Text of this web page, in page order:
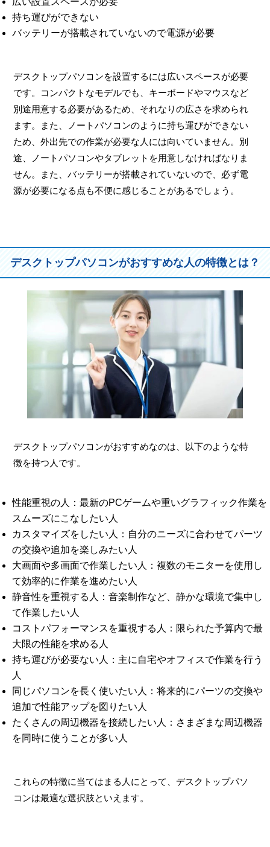
持ち運びができない
バッテリーが搭載されていないので電源が必要
デスクトップパソコンを設置するには広いスペースが必要
です。コンパクトなモデルでも、キーボードやマウスなど
別途用意する必要があるため、それなりの広さを求められ
ます。また、ノートパソコンのように持ち運びができない
ため、外出先での作業が必要な人には向いていません。別
途、ノートパソコンやタブレットを用意しなければなりま
せん。また、バッテリーが搭載されていないので、必ず電
源が必要になる点も不便に感じることがあるでしょう。
デスクトップパソコンがおすすめな人の特徴とは？
デスクトップパソコンがおすすめなのは、以下のような特
徴を持つ人です。
性能重視の人：最新のPCゲームや重いグラフィック作業を
スムーズにこなしたい人
カスタマイズをしたい人：自分のニーズに合わせてパーツ
の交換や追加を楽しみたい人
大画面や多画面で作業したい人：複数のモニターを使用し
て効率的に作業を進めたい人
静音性を重視する人：音楽制作など、静かな環境で集中し
て作業したい人
コストパフォーマンスを重視する人：限られた予算内で最
大限の性能を求める人
持ち運びが必要ない人：主に自宅やオフィスで作業を行う
人
同じパソコンを長く使いたい人：将来的にパーツの交換や
追加で性能アップを図りたい人
たくさんの周辺機器を接続したい人：さまざまな周辺機器
を同時に使うことが多い人
これらの特徴に当てはまる人にとって、デスクトップパソ
コンは最適な選択肢といえます。